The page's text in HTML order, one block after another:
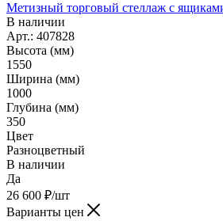
Метизный торговый стеллаж с
В наличии
Арт.: 407828
Высота (мм)
1550
Ширина (мм)
1000
Глубина (мм)
350
Цвет
Разноцветный
В наличии
Да
26 600 ₽/шт
Варианты цен